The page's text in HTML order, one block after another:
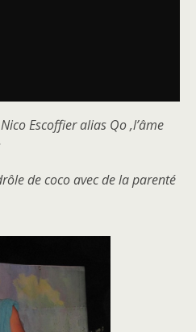
Escoffier alias Qo ,l’âme
de coco avec de la parenté